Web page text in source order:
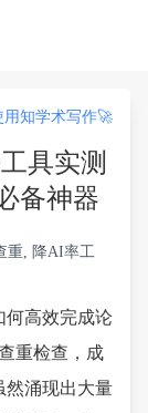
用知学术写作🚀
具实测
备神器
重, 降AI率工
何高效完成论
重检查，成
然涌现出大量